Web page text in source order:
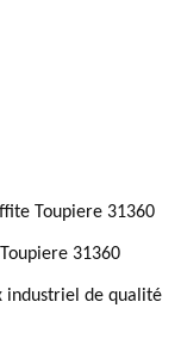
Toupiere 31360
31360
industriel de qualité